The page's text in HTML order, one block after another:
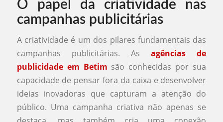
O papel da criatividade nas
campanhas publicitárias
A criatividade é um dos pilares fundamentais das
campanhas publicitárias. Asagências de
publicidade em Betim são conhecidas por sua
capacidade de pensar fora da caixa e desenvolver
ideias inovadoras que capturam a atenção do
público. Uma campanha criativa não apenas se